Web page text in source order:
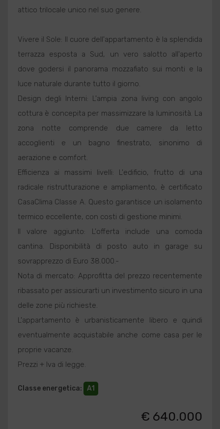
attico trilocale unico nel suo genere.
Vivere il Sole: Il cuore dell'appartamento è la splendida
terrazza esposta a Sud, un vero salotto all'aperto
dove godersi il panorama mozzafiato sui monti e la
luce naturale durante tutto il giorno.
Design degli Interni: L'ampia zona living con angolo
cottura è concepita per massimizzare la luminosità. La
zona notte comprende due camere da letto
accoglienti e un bagno finestrato, sinonimo di
aerazione e comfort.
Efficienza ai massimi livelli: L'edificio, frutto di una
radicale ristrutturazione e ampliamento, è certificato
CasaClima Classe A. Questo garantisce un isolamento
termico eccellente, con costi di gestione minimi.
Il valore aggiunto: L'offerta include una comoda
cantina. Disponibilità di posto auto in garage su
sovrapprezzo di Euro 38.000.-
Nota di mercato: Approfitta del prezzo recentemente
ribassato per assicurarti un investimento sicuro in una
delle zone più richieste.
L'appartamento è urbanisticamente libero e quindi
eventualmente acquistabile anche come casa per le
proprie vacanze.
Prezzi + Iva di legge.
Classe energetica: A1
€ 640.000